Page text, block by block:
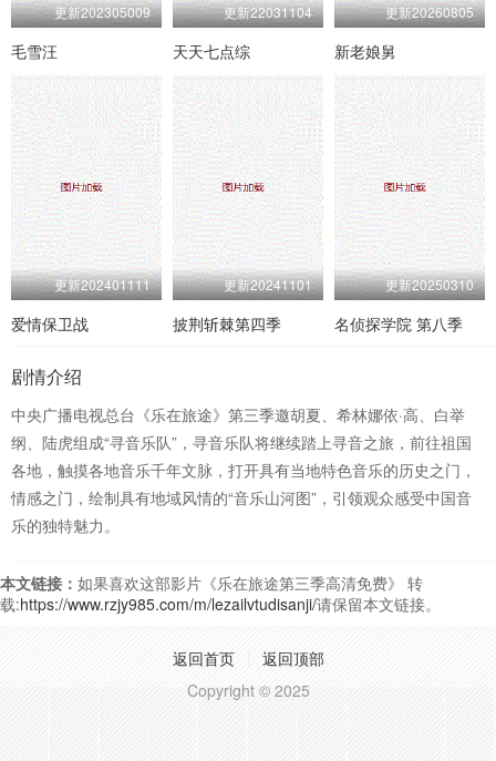
更新202305009
毛雪汪
更新22031104
天天七点综
更新20260805
新老娘舅
更新202401111
爱情保卫战
更新20241101
披荆斩棘第四季
更新20250310
名侦探学院 第八季
剧情介绍
中央广播电视总台《乐在旅途》第三季邀胡夏、希林娜依·高、白举
纲、陆虎组成“寻音乐队”，寻音乐队将继续踏上寻音之旅，前往祖国
各地，触摸各地音乐千年文脉，打开具有当地特色音乐的历史之门，
情感之门，绘制具有地域风情的“音乐山河图”，引领观众感受中国音
乐的独特魅力。
本文链接： 如果喜欢这部影片《乐在旅途第三季高清免费》 转
载:https://www.rzjy985.com/m/lezailvtudisanji/请保留本文链接。
返回首页
返回顶部
Copyright © 2025